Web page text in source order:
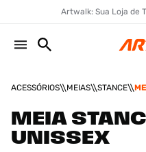
Artwalk: Sua Loja de
ACESSÓRIOS MEIAS STANCE
MEIA
UNISSEX